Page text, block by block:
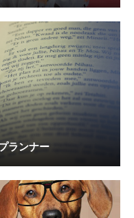
ランナー